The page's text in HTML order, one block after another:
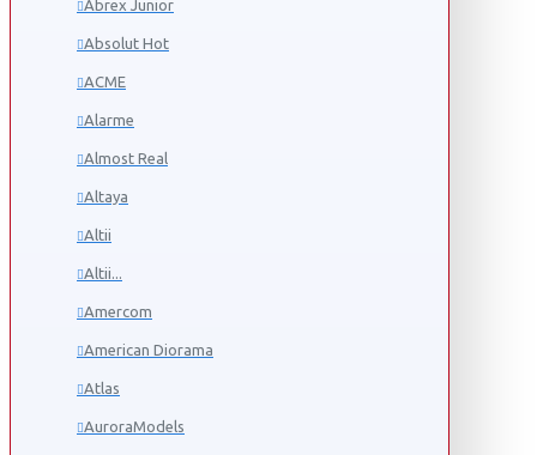
Abrex Junior
Absolut Hot
ACME
Alarme
Almost Real
Altaya
Altii
Altii...
Amercom
American Diorama
Atlas
AuroraModels